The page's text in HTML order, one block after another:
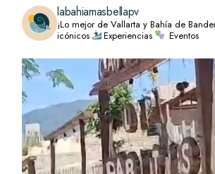
labahiamasbellapv
¡Lo mejor de Vallarta y Bahía de
icónicos
Experiencias Eventos